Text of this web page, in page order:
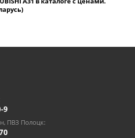
9
ПВЗ Полоцк: